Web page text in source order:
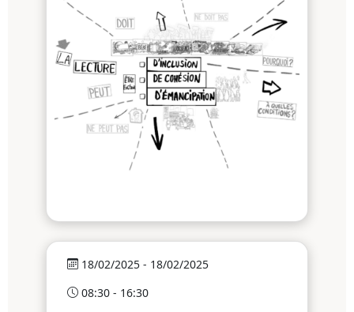
18/02/2025 - 18/02/2025
08:30 - 16:30